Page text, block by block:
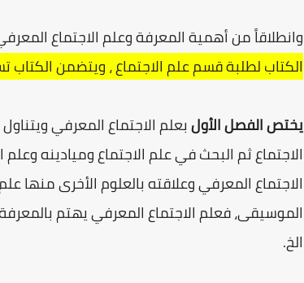
وانطلاقاً من أهمية المعرفة وعلم الاجتماع
الكتاب لطلبة قسم علم الاجتماع ، ويتضمن
يختص الفصل الأولبعلم الاجتماع المعرفي
الاجتماع ثم البحث في علم الاجتماع وميادينه
الاجتماع المعرفي وعلاقته بالعلوم الأخرى منها
الموسيقى، فعلم الاجتماع المعرفي يهتم
الخ.